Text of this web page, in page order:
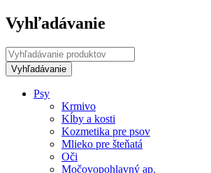
Vyhľadávanie
Psy
Krmivo
Kĺby a kosti
Kozmetika pre psov
Mlieko pre šteňatá
Oči
Močovopohlavný ap.